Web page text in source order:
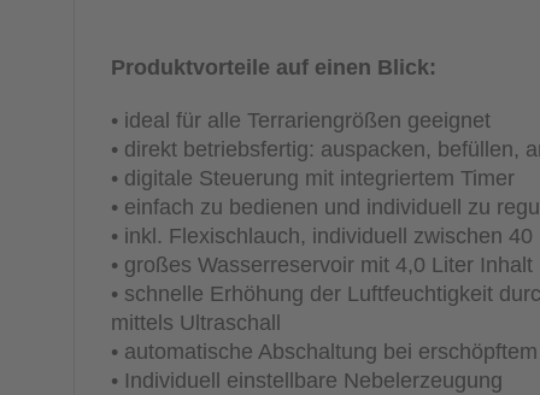
Produktvorteile auf einen Blick:
• ideal für alle Terrariengrößen geeignet
• direkt betriebsfertig: auspacken, befüllen,
• digitale Steuerung mit integriertem Timer
• einfach zu bedienen und individuell zu
• inkl. Flexischlauch, individuell zwischen
• großes Wasserreservoir mit 4,0 Liter Inhalt
• schnelle Erhöhung der Luftfeuchtigkeit
mittels Ultraschall
• automatische Abschaltung bei
• Individuell einstellbare Nebelerzeugung